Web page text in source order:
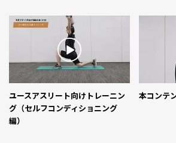
ユースアスリート向けトレーニン
グ（セルフコンディショニング
編）
本コンテ